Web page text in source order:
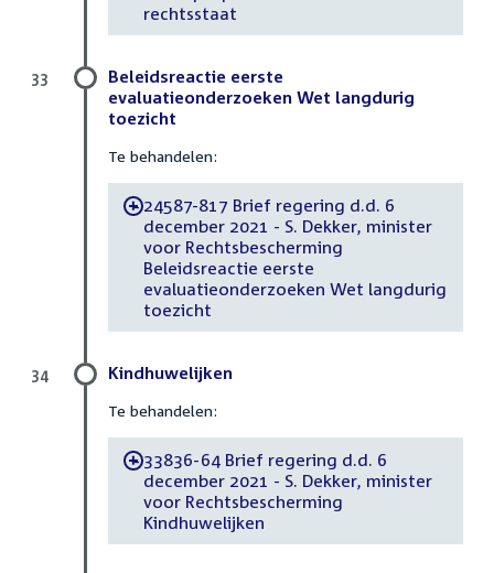
rechtsstaat
Beleidsreactie eerste
evaluatieonderzoeken Wet langdurig
toezicht
Te behandelen:
-24587-817 Brief regering d.d. 6
december 2021 - S. Dekker, minister
voor Rechtsbescherming
Beleidsreactie eerste
evaluatieonderzoeken Wet langdurig
toezicht
33
Kindhuwelijken
Te behandelen:
-33836-64 Brief regering d.d. 6
december 2021 - S. Dekker, minister
voor Rechtsbescherming
Kindhuwelijken
34